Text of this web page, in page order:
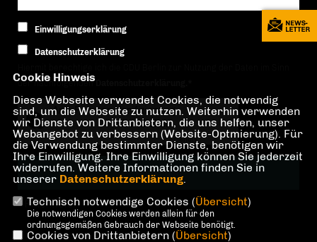
Einwilligungserklärung
Datenschutzerklärung
der nachfolgenden
Anti-Roboter-Verifizierung
Hier klicken
FriendlyCaptcha ⇗
* Pflichtfeld!
Cookie Hinweis
Diese Webseite verwendet Cookies, die notwendig
sind, um die Webseite zu nutzen. Weiterhin verwenden
wir Dienste von Drittanbietern, die uns helfen, unser
Webangebot zu verbessern (Website-Optmierung). Für
die Verwendung bestimmter Dienste, benötigen wir
Ihre Einwilligung. Ihre Einwilligung können Sie jederzeit
widerrufen. Weitere Informationen finden Sie in
unserer Datenschutzerklärung.
Technisch notwendige Cookies (Übersicht)
Die notwendigen Cookies werden allein für den
ordnungsgemäßen Gebrauch der Webseite benötigt.
Cookies von Drittanbietern (Übersicht)